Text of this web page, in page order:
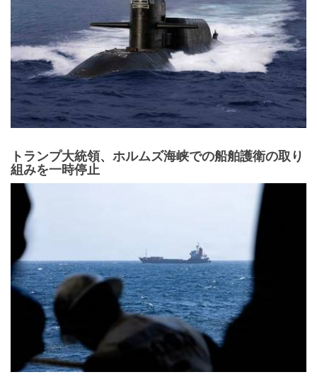
トランプ大統領、ホルムズ海峡での船舶護衛の取り
組みを一時停止